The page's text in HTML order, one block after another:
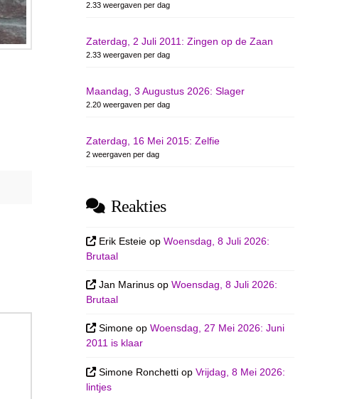
2.33 weergaven per dag
Zaterdag, 2 Juli 2011: Zingen op de Zaan
2.33 weergaven per dag
Maandag, 3 Augustus 2026: Slager
2.20 weergaven per dag
Zaterdag, 16 Mei 2015: Zelfie
2 weergaven per dag
Reakties
Erik Esteie opWoensdag, 8 Juli 2026:
Brutaal
Jan Marinus opWoensdag, 8 Juli 2026:
Brutaal
Simone opWoensdag, 27 Mei 2026: Juni
2011 is klaar
Simone Ronchetti opVrijdag, 8 Mei 2026:
lintjes